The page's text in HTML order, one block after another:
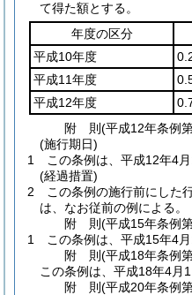
て得た額とする。
年度の区分
平成10年度
平成11年度
平成12年度
附 則(平成12年条例
(施行期日)
1
この条例は、平成12年4
(経過措置)
2
この条例の施行前にした
は、なお従前の例による。
附 則(平成15年条例
1
この条例は、平成15年4
附 則(平成18年条例
この条例は、平成18年4月1
附 則(平成20年条例